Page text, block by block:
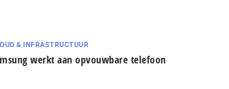
& INFRASTRUCTUUR
werkt aan opvouwbare telefoon